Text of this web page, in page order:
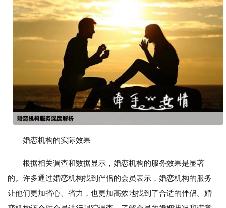
婚恋机构的实际效果
根据相关调查和数据显示，婚恋机构的服务效果是显著
的。许多通过婚恋机构找到伴侣的会员表示，婚恋机构的服务
让他们更加省心、省力，也更加高效地找到了合适的伴侣。婚